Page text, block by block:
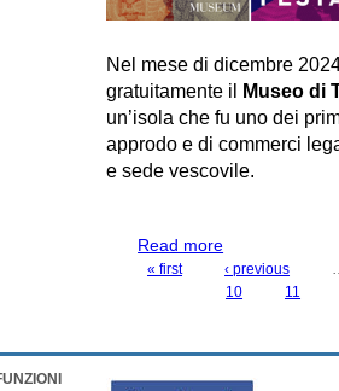
Nel mese di dicembre
gratuitamente il Museo di
un’isola che fu uno dei
approdo e di commerci
e sede vescovile.
Read more
« first ‹ previous
10
11